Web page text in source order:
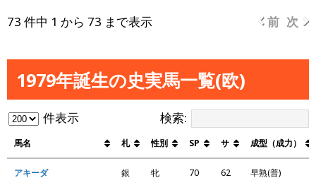
73 件中 1 から 73 まで表示 前 次
1979年誕生の史実馬一覧(欧)
件表示 検索:
馬名 札 性別 SP サ 成型（成力）
アキーダ 銀 牝 70 62 早熟(普)